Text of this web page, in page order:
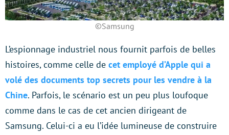
©Samsung
L’espionnage industriel nous fournit parfois de belles
histoires, comme celle de cet employé d’Apple qui a
volé des documents top secrets pour les vendre à la
Chine. Parfois, le scénario est un peu plus loufoque
comme dans le cas de cet ancien dirigeant de
Samsung. Celui-ci a eu l’idée lumineuse de construire